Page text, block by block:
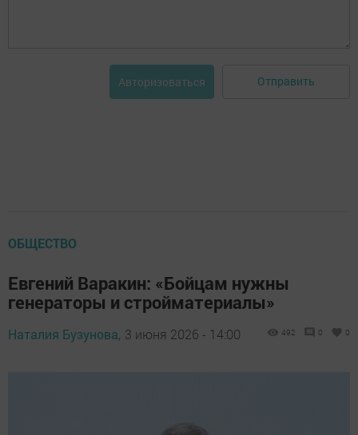
Авторизоваться Отправить
ОБЩЕСТВО
Евгений Варакин: «Бойцам нужны
генераторы и стройматериалы»
Наталия Бузунова, 3 июня 2026 - 14:00 492 0 0